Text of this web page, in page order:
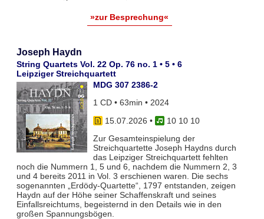
»zur Besprechung«
Joseph Haydn
String Quartets Vol. 22 Op. 76 no. 1 • 5 • 6
Leipziger Streichquartett
MDG 307 2386-2
1 CD • 63min • 2024
15.07.2026 •
10 10 10
Zur Gesamteinspielung der
Streichquartette Joseph Haydns durch
das Leipziger Streichquartett fehlten
noch die Nummern 1, 5 und 6, nachdem die Nummern 2, 3
und 4 bereits 2011 in Vol. 3 erschienen waren. Die sechs
sogenannten „Erdödy-Quartette“, 1797 entstanden, zeigen
Haydn auf der Höhe seiner Schaffenskraft und seines
Einfallsreichtums, begeisternd in den Details wie in den
großen Spannungsbögen.